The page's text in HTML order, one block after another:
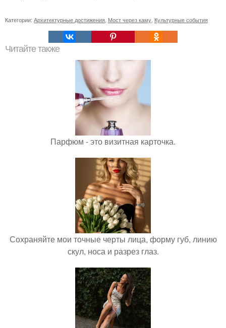
Категории: Архитектурные достижения Мост через каму Культурные события
Читайте также
Парфюм - это визитная карточка.
Сохраняйте мои точные черты лица, форму губ, линию
скул, носа и разрез глаз.